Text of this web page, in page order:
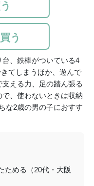
う
、鉄棒がついている4
てしまうほか、遊んで
える力、足の踏ん張る
、使わないときは収納
な2歳の男の子におすす
ためる（20代・大阪